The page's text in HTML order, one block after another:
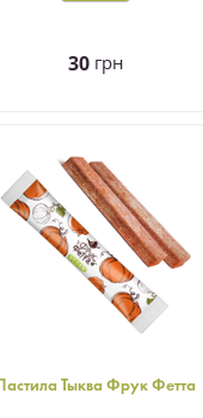
30 грн
Пастила Тыква Фрук Фетта